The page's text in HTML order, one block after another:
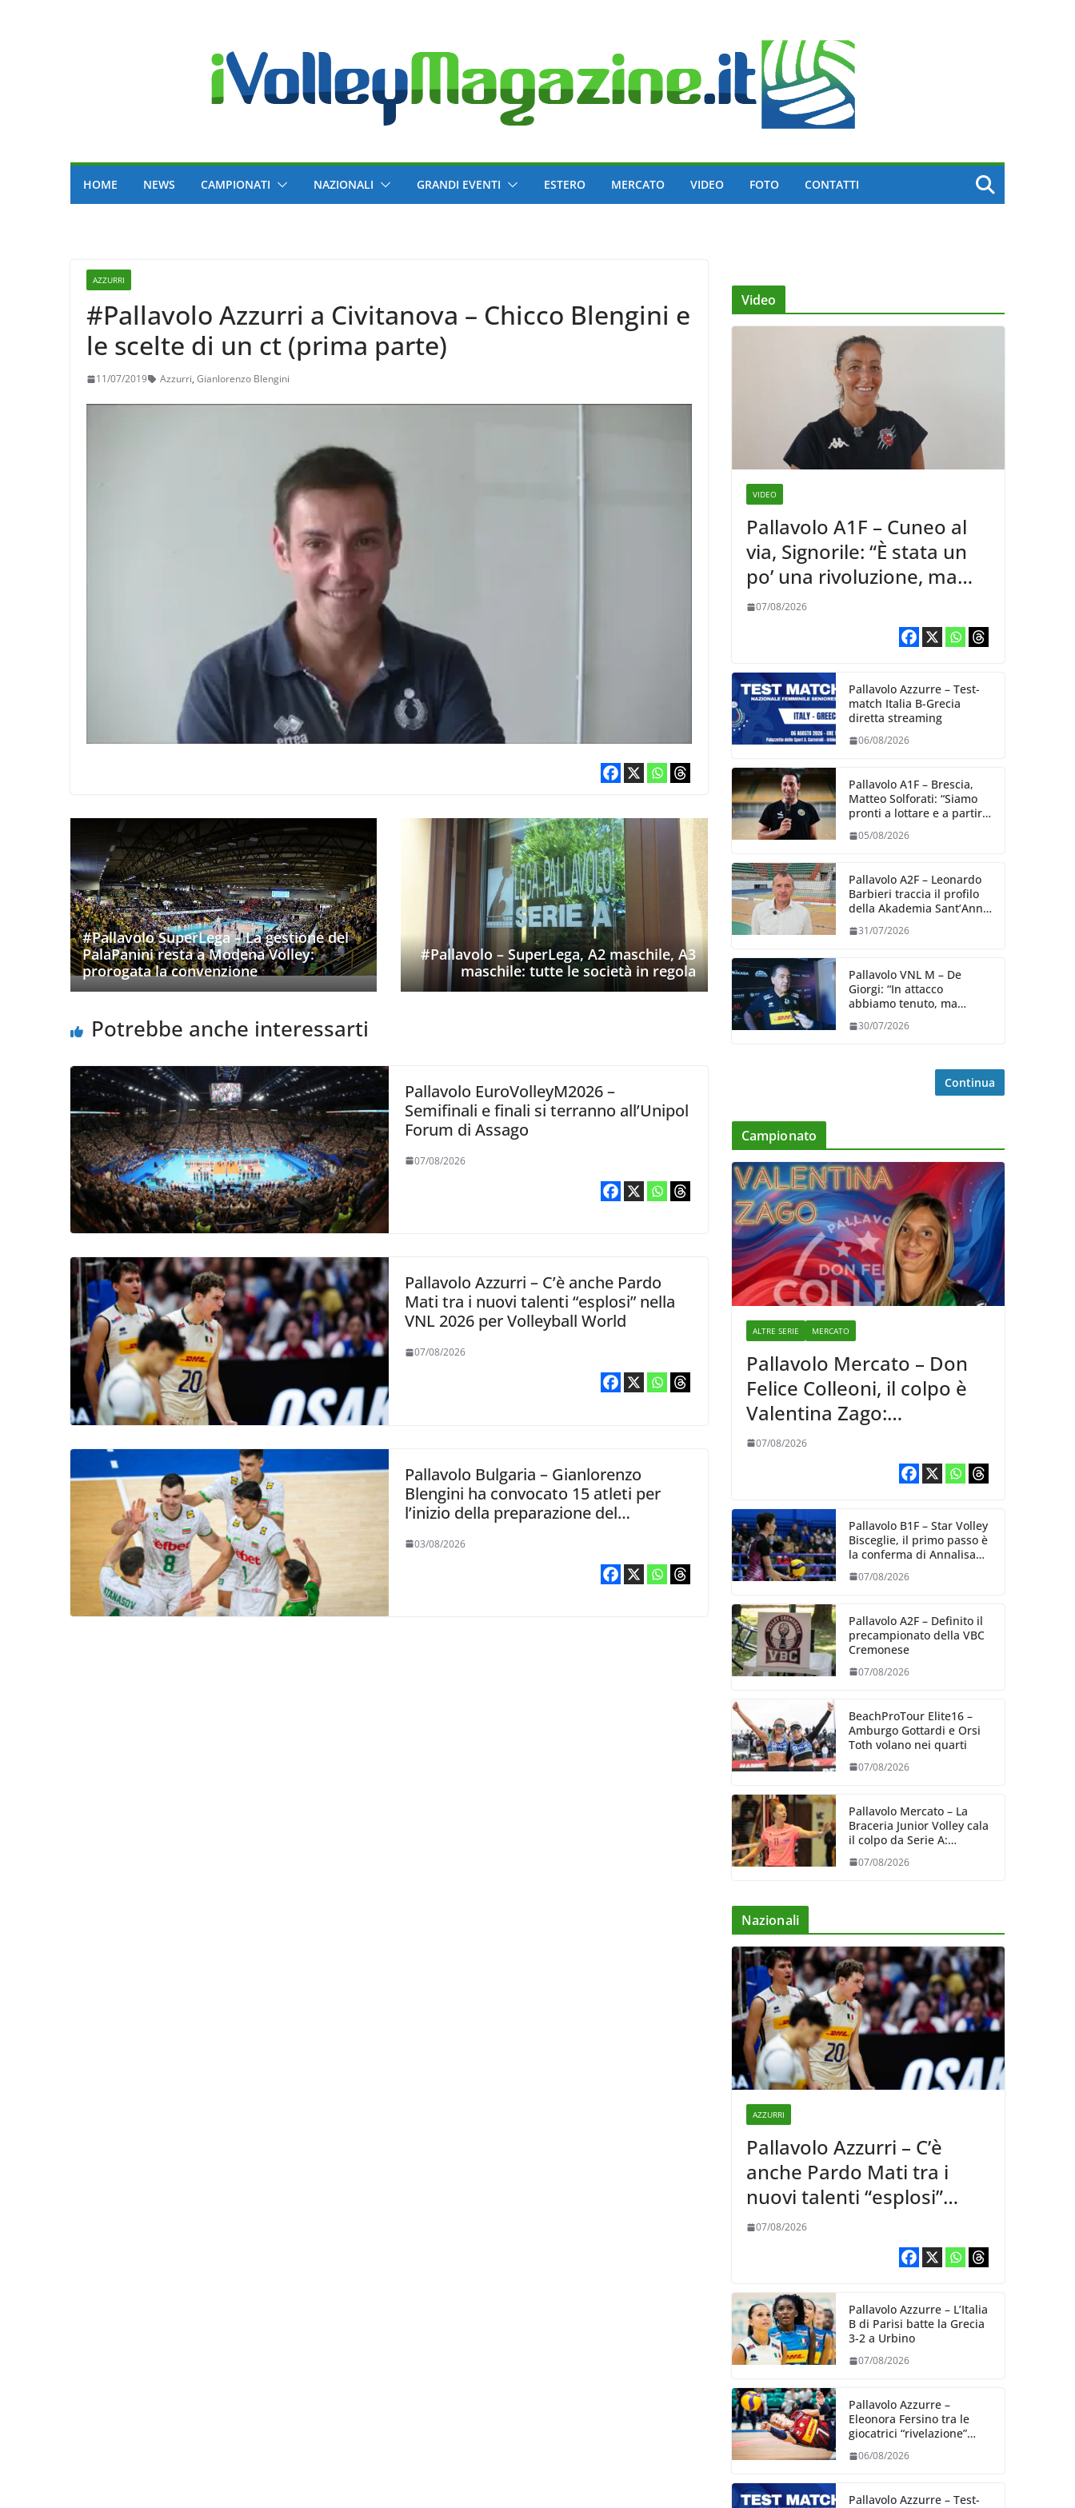
HOME NEWS CAMPIONATI NAZIONALI GRANDI EVENTI ESTERO MERCATO VIDEO FOTO CONTATTI
AZZURRI
#Pallavolo Azzurri a Civitanova – Chicco Blengini e
le scelte di un ct (prima parte)
11/07/2019 Azzurri, Gianlorenzo Blengini
#Pallavolo SuperLega – La gestione del
PalaPanini resta a Modena Volley:
prorogata la convenzione
#Pallavolo – SuperLega, A2 maschile, A3
maschile: tutte le società in regola
Potrebbe anche interessarti
Pallavolo EuroVolleyM2026 –
Semifinali e finali si terranno all’Unipol
Forum di Assago
07/08/2026
Pallavolo Azzurri – C’è anche Pardo
Mati tra i nuovi talenti “esplosi” nella
VNL 2026 per Volleyball World
07/08/2026
Pallavolo Bulgaria – Gianlorenzo
Blengini ha convocato 15 atleti per
l’inizio della preparazione del
03/08/2026
Video
VIDEO
Pallavolo A1F – Cuneo al
via, Signorile: “È stata un
po’ una rivoluzione, ma
abbiamo le idee chiare siu
cosa vogliamo fare”
07/08/2026
Pallavolo Azzurre – Test-
match Italia B-Grecia
diretta streaming
06/08/2026
Pallavolo A1F – Brescia,
Matteo Solforati: “Siamo
pronti a lottare e a partire
giorno”
05/08/2026
Pallavolo A2F – Leonardo
Barbieri traccia il profilo
della Akademia Sant’Anna
31/07/2026
Pallavolo VNL M – De
Giorgi: “In attacco
abbiamo tenuto, ma
dalla prestazione in
30/07/2026
Continua
Campionato
ALTRE SERIE MERCATO
Pallavolo Mercato – Don
Felice Colleoni, il colpo è
Valentina Zago:
esperienza e oltre 5.000
punti al servizio di
07/08/2026
Pallavolo B1F – Star Volley
Bisceglie, il primo passo è
la conferma di Annalisa
Mileno
07/08/2026
Pallavolo A2F – Definito il
precampionato della VBC
Cremonese
07/08/2026
BeachProTour Elite16 –
Amburgo Gottardi e Orsi
Toth volano nei quarti
07/08/2026
Pallavolo Mercato – La
Braceria Junior Volley cala
il colpo da Serie A:
Barbara Varaldo è il nuovo
riferimento dell’attacco
07/08/2026
Nazionali
AZZURRI
Pallavolo Azzurri – C’è
anche Pardo Mati tra i
nuovi talenti “esplosi”
nella VNL 2026 per
07/08/2026
Pallavolo Azzurre – L’Italia
B di Parisi batte la Grecia
3-2 a Urbino
07/08/2026
Pallavolo Azzurre –
Eleonora Fersino tra le
giocatrici “rivelazione”
Volleyball World
06/08/2026
Pallavolo Azzurre – Test-